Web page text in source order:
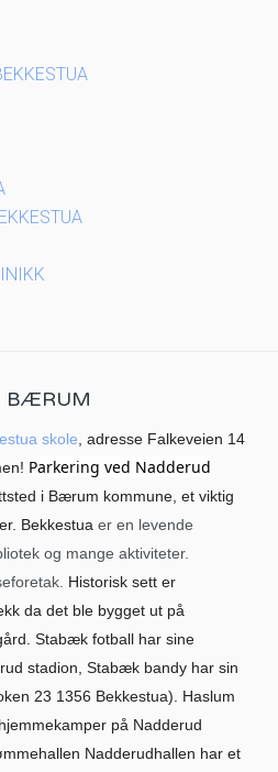
BÆRUM
skole , adresse Falkeveien 14
Parkering ved Nadderud
i Bærum kommune, et viktig
Bekkestua er en levende
og mange aktiviteter.
Historisk sett er
da det ble bygget ut på
Stabæk fotball har sine
stadion, Stabæk bandy har sin
23 1356 Bekkestua). Haslum
på Nadderud
Nadderudhallen har et